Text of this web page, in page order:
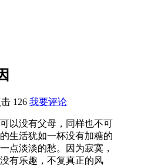
击 126 我要评论
以没有父母，同样也不可
生活犹如一杯没有加糖的
点淡淡的愁。因为寂寞，
有乐趣，不复真正的风